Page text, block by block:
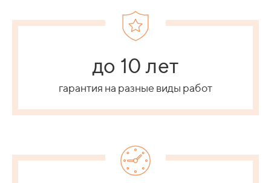
до 10 лет
гарантия на разные виды работ